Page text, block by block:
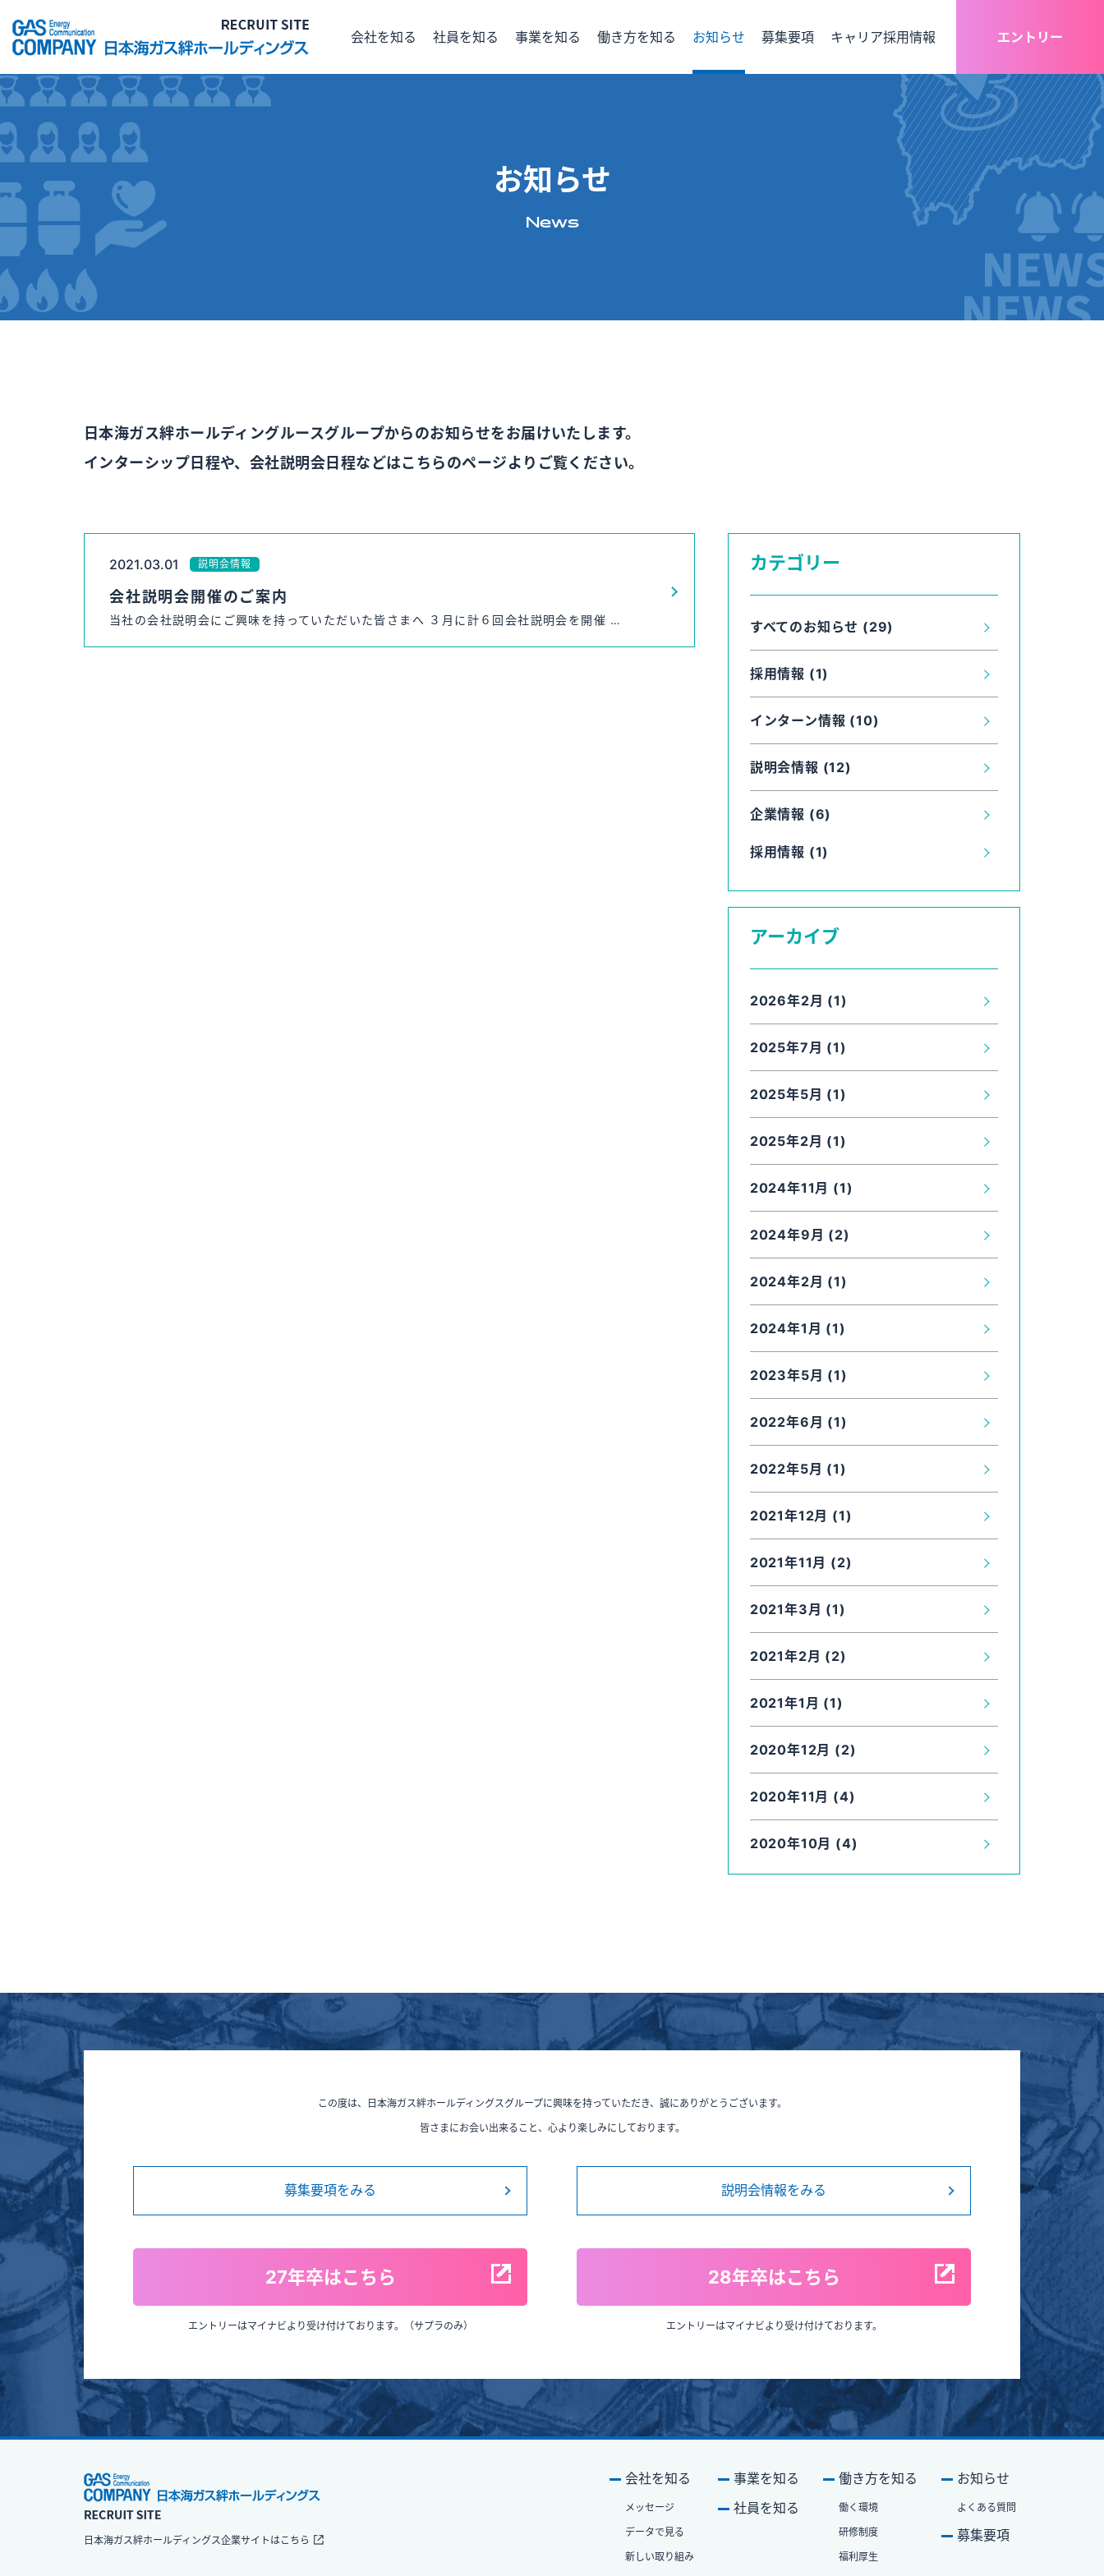
会社を知る
メッセージ
社員を知る 事業を知る 働き⽅を知る お知らせ 募集要項 キャリア採用情報
経理 DX
エントリー
お知らせ
News
日本海ガス絆ホールディングルースグループからのお知らせをお届けいたします。
インターシップ日程や、会社説明会日程などはこちらのページよりご覧ください。
2021.03.01 説明会情報
会社説明会開催のご案内
当社の会社説明会にご興味を持っていただいた皆さまへ ３月に計６回会社説明会を開催 …
カテゴリー
すべてのお知らせ (29)
採用情報 (1)
インターン情報 (10)
説明会情報 (12)
企業情報 (6)
採用情報 (1)
アーカイブ
2026年2月 (1)
2025年7月 (1)
2025年5月 (1)
2025年2月 (1)
2024年11月 (1)
2024年9月 (2)
2024年2月 (1)
2024年1月 (1)
2023年5月 (1)
2022年6月 (1)
2022年5月 (1)
2021年12月 (1)
2021年11月 (2)
2021年3月 (1)
2021年2月 (2)
2021年1月 (1)
2020年12月 (2)
2020年11月 (4)
2020年10月 (4)
この度は、日本海ガス絆ホールディングスグループに興味を持っていただき、誠にありがとうございます。
皆さまにお会い出来ること、心より楽しみにしております。
募集要項をみる 説明会情報をみる
27年卒はこちら
エントリーはマイナビより受け付けております。（サプラのみ）
28年卒はこちら
エントリーはマイナビより受け付けております。
⽇本海ガス絆ホールディングス企業サイトはこちら
会社を知る
メッセージ
データで⾒る
新しい取り組み
事業を知る
社員を知る
働き⽅を知る
働く環境
研修制度
福利厚⽣
お知らせ
よくある質問
募集要項